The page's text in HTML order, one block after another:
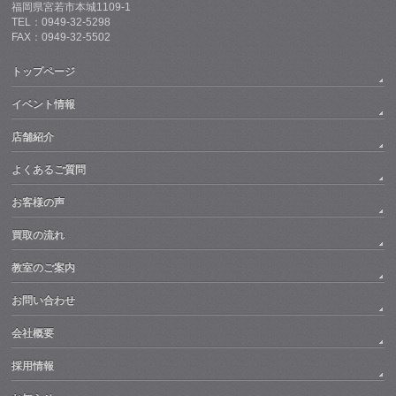
福岡県宮若市本城1109-1
TEL：0949-32-5298
FAX：0949-32-5502
トップページ
イベント情報
店舗紹介
よくあるご質問
お客様の声
買取の流れ
教室のご案内
お問い合わせ
会社概要
採用情報